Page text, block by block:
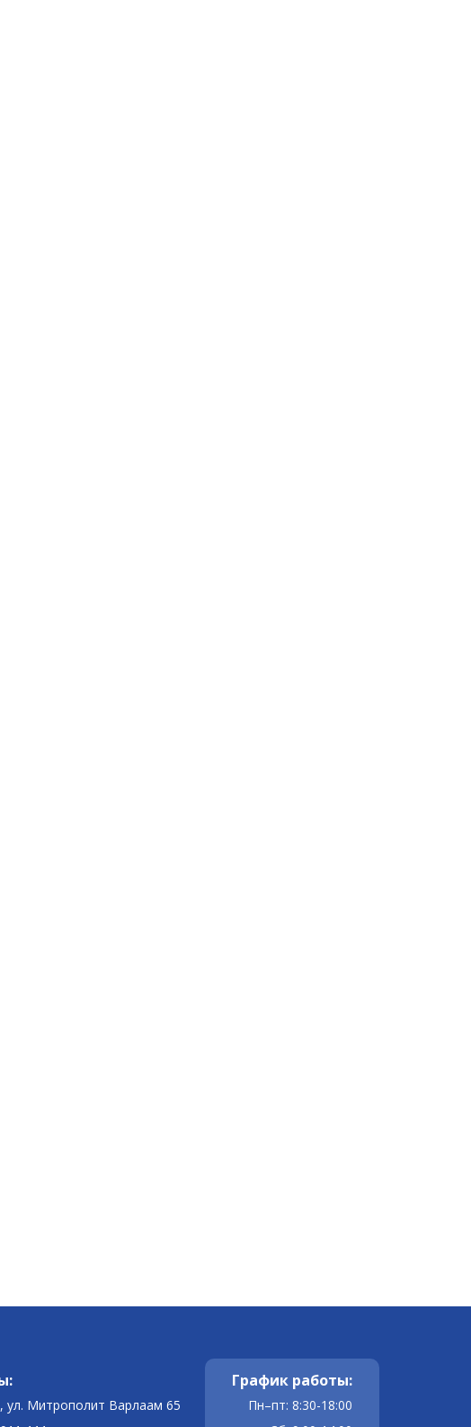
ул. Митрополит Варлаам 65
График работы:
Пн–пт: 8:30-18:00